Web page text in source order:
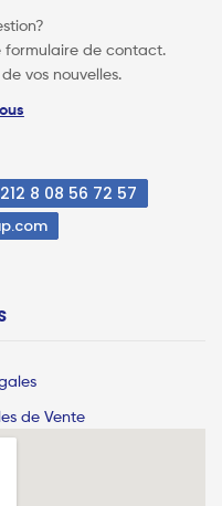
formulaire de contact.
vos nouvelles.
8 08 56 72 57
de Vente